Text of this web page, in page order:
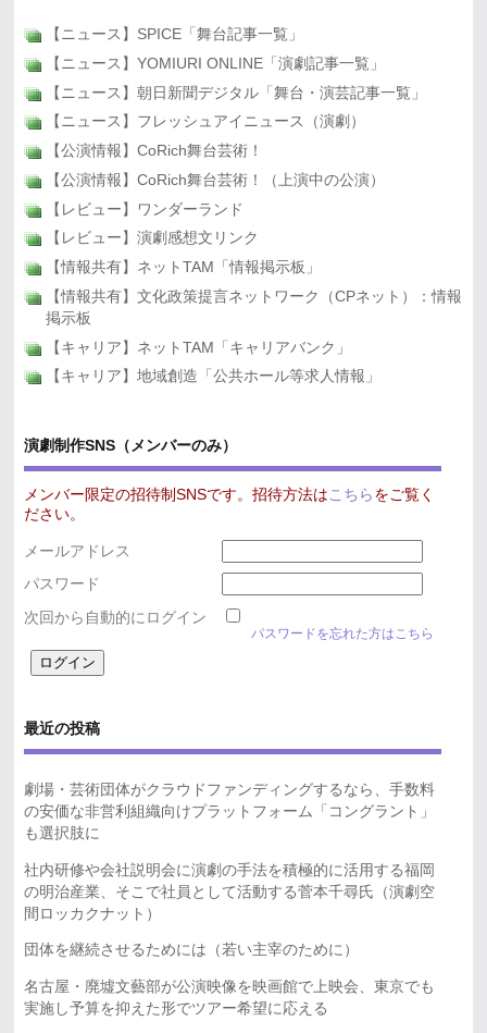
【ニュース】SPICE「舞台記事一覧」
【ニュース】YOMIURI ONLINE「演劇記事一覧」
【ニュース】朝日新聞デジタル「舞台・演芸記事一覧」
【ニュース】フレッシュアイニュース（演劇）
【公演情報】CoRich舞台芸術！
【公演情報】CoRich舞台芸術！（上演中の公演）
【レビュー】ワンダーランド
【レビュー】演劇感想文リンク
【情報共有】ネットTAM「情報掲示板」
【情報共有】文化政策提言ネットワーク（CPネット）：情報
掲示板
【キャリア】ネットTAM「キャリアバンク」
【キャリア】地域創造「公共ホール等求人情報」
演劇制作SNS（メンバーのみ）
メンバー限定の招待制SNSです。招待方法は こちら をご覧く
ださい。
メールアドレス
パスワード
次回から自動的にログイン
パスワードを忘れた方はこちら
最近の投稿
劇場・芸術団体がクラウドファンディングするなら、手数料
の安価な非営利組織向けプラットフォーム「コングラント」
も選択肢に
社内研修や会社説明会に演劇の手法を積極的に活用する福岡
の明治産業、そこで社員として活動する菅本千尋氏（演劇空
間ロッカクナット）
団体を継続させるためには（若い主宰のために）
名古屋・廃墟文藝部が公演映像を映画館で上映会、東京でも
実施し予算を抑えた形でツアー希望に応える